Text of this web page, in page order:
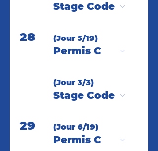
Stage Code
28 (Jour 5/19)
Permis C
(Jour 3/3)
Stage Code
29 (Jour 6/19)
Permis C